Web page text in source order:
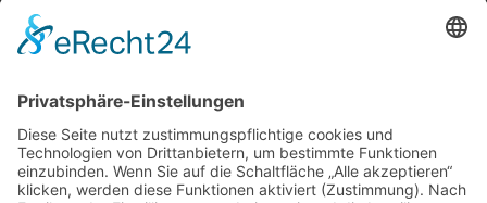
Weitere Informationen
Kontakt
Newsletter
FAQ